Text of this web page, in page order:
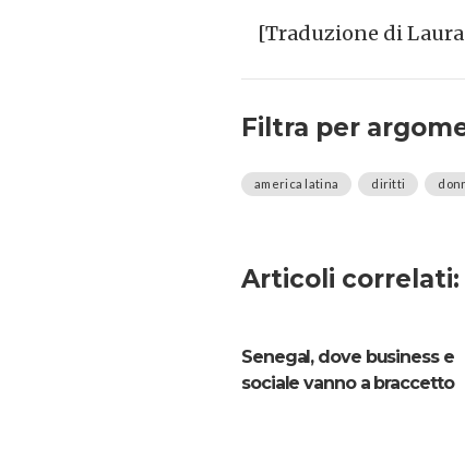
[Traduzione di
Filtra per
america latina diritti
Articoli correlati:
Senegal, dove business e
sociale vanno a braccetto